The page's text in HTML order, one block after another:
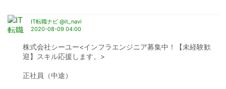
IT転職ナビ @it_navi
2020-08-09 04:00
株式会社シーユー<インフラエンジニア募集中！【未経験歓
迎】スキル応援します。>
正社員（中途）